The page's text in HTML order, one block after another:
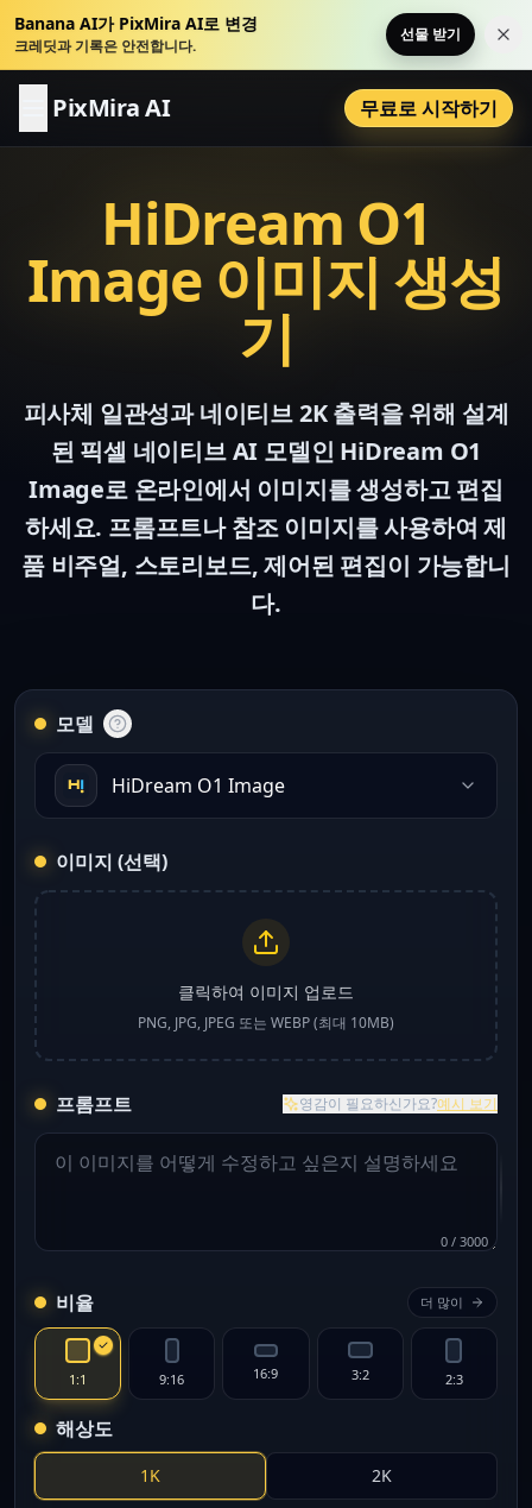
Banana AI가 PixMira AI로 변경
크레딧과 기록은 안전합니다.
선물 받기 이
PixMira AI 무료로 시작하기
HiDream O1
Image 이미지 생성
기
피사체 일관성과 네이티브 2K 출력을 위해 설계
된 픽셀 네이티브 AI 모델인 HiDream O1
Image로 온라인에서 이미지를 생성하고 편집
하세요. 프롬프트나 참조 이미지를 사용하여 제
품 비주얼, 스토리보드, 제어된 편집이 가능합니
다.
모델
HiDream O1 Image
이미지 (선택)
클릭하여 이미지 업로드
PNG, JPG, JPEG 또는 WEBP (최대 10MB)
프롬프트 영감이 필요하신가요?예시 보기
0 / 3000
비율 더 많이
1:1 9:16 16:9 3:2 2:3
해상도
1K 2K